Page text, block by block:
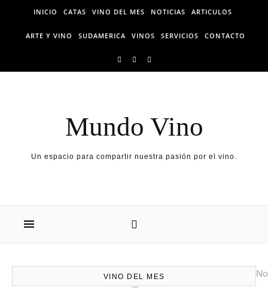
content
INICIO CATAS VINO DEL MES NOTICIAS ARTICULOS
ARTE Y VINO SUDAMERICA VINOS SERVICIOS CONTACTO
Mundo Vino
Un espacio para compartir nuestra pasión por el vino.
VINO DEL MES